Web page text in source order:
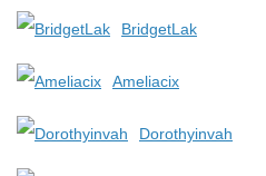
BridgetLak
Ameliacix
Dorothyinvah